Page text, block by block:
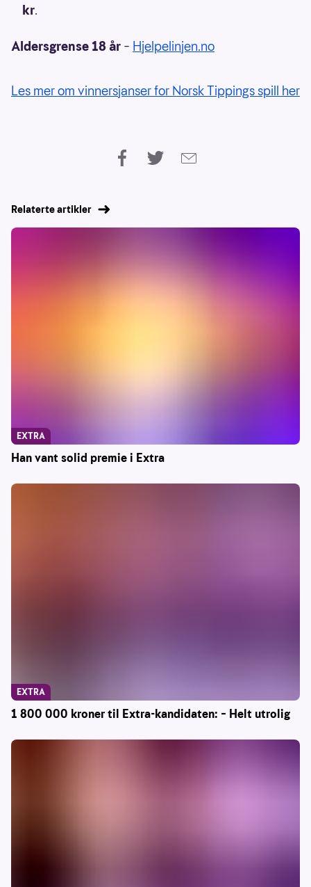
kr.
Aldersgrense 18 år – Hjelpelinjen.no
Les mer om vinnersjanser for Norsk Tippings spill her
Relaterte artikler
Han vant solid premie i Extra
EXTRA
1 800 000 kroner til Extra-kandidaten: – Helt utrolig
EXTRA